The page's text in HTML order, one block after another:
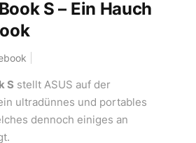
S – Ein Hauch
S stellt ASUS auf der
ultradünnes und portables
dennoch einiges an